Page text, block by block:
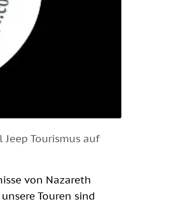
Tourismus auf
von Nazareth
Touren sind